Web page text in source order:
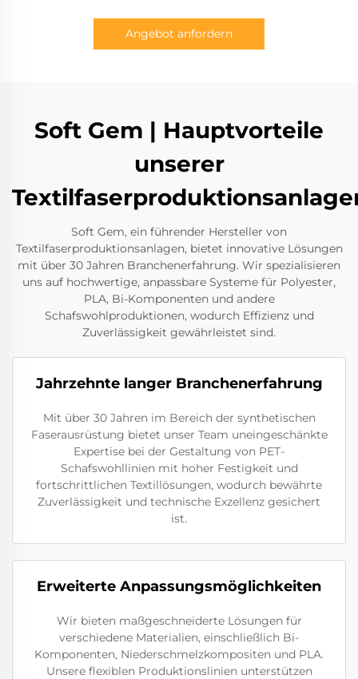
Angebot anfordern
Soft Gem | Hauptvorteile
unserer
Soft Gem, ein führender Hersteller von
Textilfaserproduktionsanlagen, bietet innovative Lösungen
mit über 30 Jahren Branchenerfahrung. Wir spezialisieren
uns auf hochwertige, anpassbare Systeme für Polyester,
PLA, Bi-Komponenten und andere
Schafswohlproduktionen, wodurch Effizienz und
Zuverlässigkeit gewährleistet sind.
Jahrzehnte langer Branchenerfahrung
Mit über 30 Jahren im Bereich der synthetischen
Faserausrüstung bietet unser Team uneingeschänkte
Expertise bei der Gestaltung von PET-
Schafswohllinien mit hoher Festigkeit und
fortschrittlichen Textillösungen, wodurch bewährte
Zuverlässigkeit und technische Exzellenz gesichert
ist.
Erweiterte Anpassungsmöglichkeiten
Wir bieten maßgeschneiderte Lösungen für
verschiedene Materialien, einschließlich Bi-
Komponenten, Niederschmelzkompositen und PLA.
Unsere flexiblen Produktionslinien unterstützen